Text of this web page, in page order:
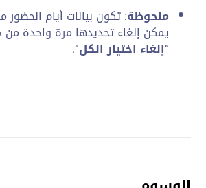
ملحوظة: تكون بيانات أيام الحضور
يمكن إلغاء تحديدها مرة واحدة من
“إلغاء اختيار الكل”.